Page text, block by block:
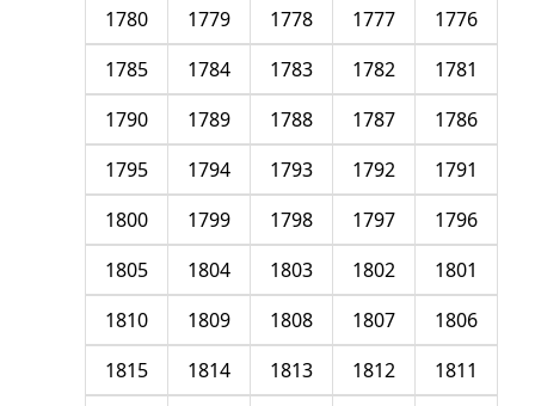
1776
1777
1778
1779
1780
1781
1782
1783
1784
1785
1786
1787
1788
1789
1790
1791
1792
1793
1794
1795
1796
1797
1798
1799
1800
1801
1802
1803
1804
1805
1806
1807
1808
1809
1810
1811
1812
1813
1814
1815